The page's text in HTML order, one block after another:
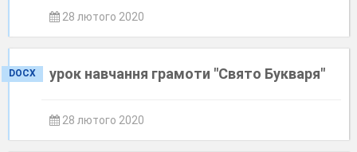
28 лютого 2020
DOCX урок навчання грамоти "Свято Букваря"
28 лютого 2020